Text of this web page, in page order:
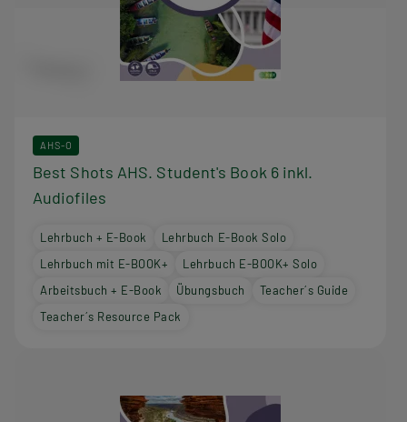
AHS-O
Best Shots AHS. Student's Book 6 inkl.
Audiofiles
Lehrbuch + E-Book
Lehrbuch E-Book Solo
Lehrbuch mit E-BOOK+
Lehrbuch E-BOOK+ Solo
Arbeitsbuch + E-Book
Übungsbuch
Teacher´s Guide
Teacher´s Resource Pack